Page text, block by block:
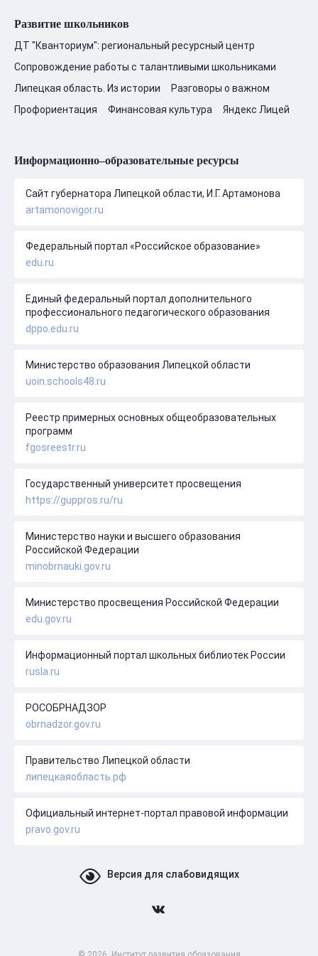
Развитие школьников
ДТ "Кванториум": региональный ресурсный центр
Сопровождение работы с талантливыми школьниками
Липецкая область. Из истории
Разговоры о важном
Профориентация
Финансовая культура Яндекс Лицей
Информационно–образовательные ресурсы
Сайт губернатора Липецкой области, И.Г. Артамонова
artamonovigor.ru
Федеральный портал «Российское образование»
edu.ru
Единый федеральный портал дополнительного
профессионального педагогического образования
dppo.edu.ru
Министерство образования Липецкой области
uoin.schools48.ru
Реестр примерных основных общеобразовательных
программ
fgosreestr.ru
Государственный университет просвещения
https://guppros.ru/ru
Министерство науки и высшего образования
Российской Федерации
minobrnauki.gov.ru
Министерство просвещения Российской Федерации
edu.gov.ru
Информационный портал школьных библиотек России
rusla.ru
РОСОБРНАДЗОР
obrnadzor.gov.ru
Правительство Липецкой области
липецкаяобласть.рф
Официальный интернет-портал правовой информации
pravo.gov.ru
Версия для слабовидящих